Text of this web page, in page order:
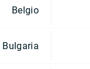
Belgio
Bulgaria